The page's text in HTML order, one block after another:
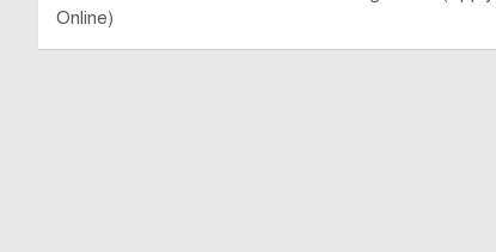
Online)